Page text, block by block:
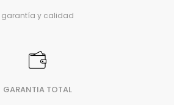
garantía y calidad
GARANTIA TOTAL